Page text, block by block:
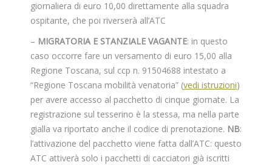
giornaliera di euro 10,00 direttamente alla squadra
ospitante, che poi riverserà all’ATC
– MIGRATORIA E STANZIALE VAGANTE: in questo
caso occorre fare un versamento di euro 15,00 alla
Regione Toscana, sul ccp n. 91504688 intestato a
“Regione Toscana mobilità venatoria” (vedi istruzioni)
per avere accesso al pacchetto di cinque giornate. La
registrazione sul tesserino è la stessa, ma nella parte
gialla va riportato anche il codice di prenotazione. NB:
l’attivazione del pacchetto viene fatta dall’ATC: questo
ATC attiverà solo i pacchetti di cacciatori già iscritti